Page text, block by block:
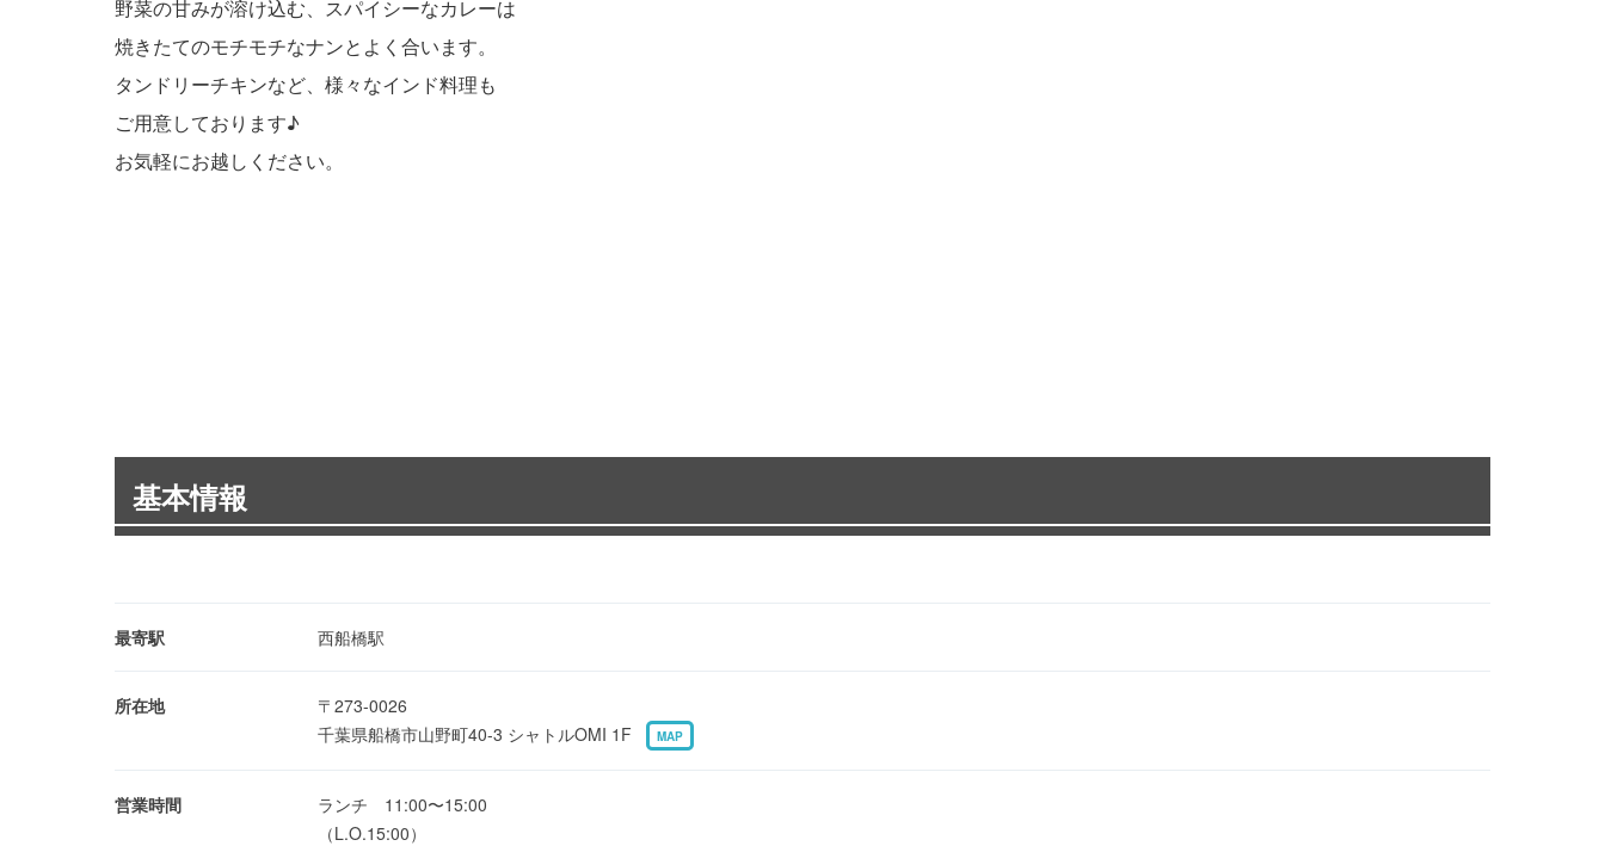
野菜の甘みが溶け込む、スパイシーなカレーは
焼きたてのモチモチなナンとよく合います。
タンドリーチキンなど、様々なインド料理も
ご用意しております♪
お気軽にお越しください。
基本情報
最寄駅 西船橋駅
所在地
〒273-0026
千葉県船橋市山野町40-3 シャトルOMI 1F
MAP
営業時間
ランチ 11:00〜15:00
（L.O.15:00）